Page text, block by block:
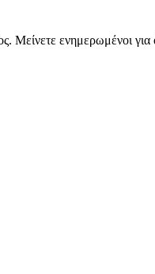
Μείνετε ενημερωμένοι